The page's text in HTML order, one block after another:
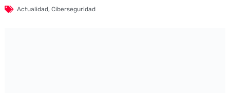
Actualidad, Ciberseguridad